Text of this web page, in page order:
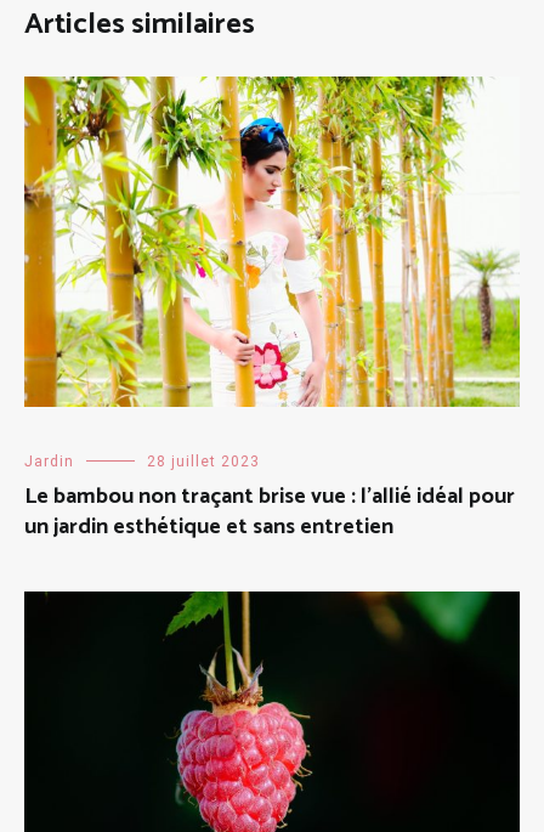
Articles similaires
Jardin 28 juillet 2023
Le bambou non traçant brise vue : l’allié idéal pour
un jardin esthétique et sans entretien